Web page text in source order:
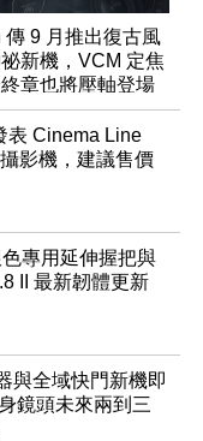
傳 9 月推出復古風
新機，VCM 定焦
章也將壓軸登場
表 Cinema Line
影機，建議售價
專用延伸握把與
II 最新韌體更新
與全域快門新機即
鏡頭未來兩到三